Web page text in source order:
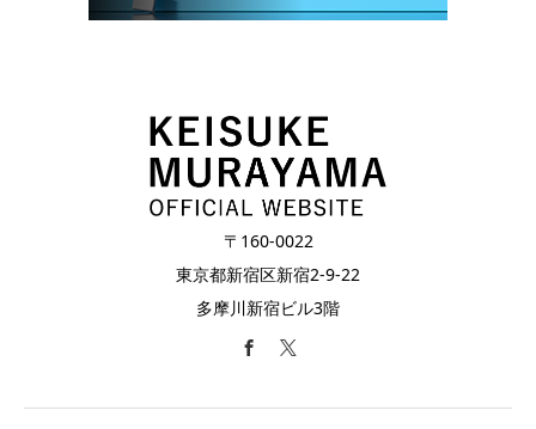
〒160-0022
東京都新宿区新宿2-9-22
多摩川新宿ビル3階